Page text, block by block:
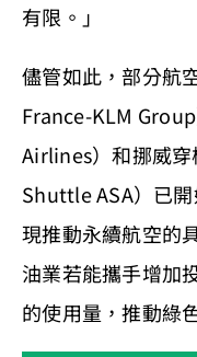
有限。」
儘管如此，部分航
France-KLM
Airlines）和挪威
Shuttle ASA）已
現推動永續航空的
油業若能攜手增加
的使用量，推動綠